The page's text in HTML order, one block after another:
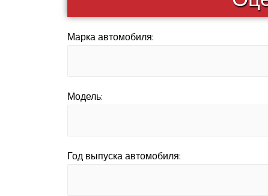
Марка автомобиля:
Модель:
Год выпуска автомобиля: